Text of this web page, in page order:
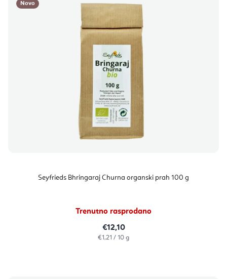
Novo
Seyfrieds Bhringaraj Churna organski prah 100 g
Trenutno rasprodano
€12,10
Izračunaj
€1,21 / 10 g